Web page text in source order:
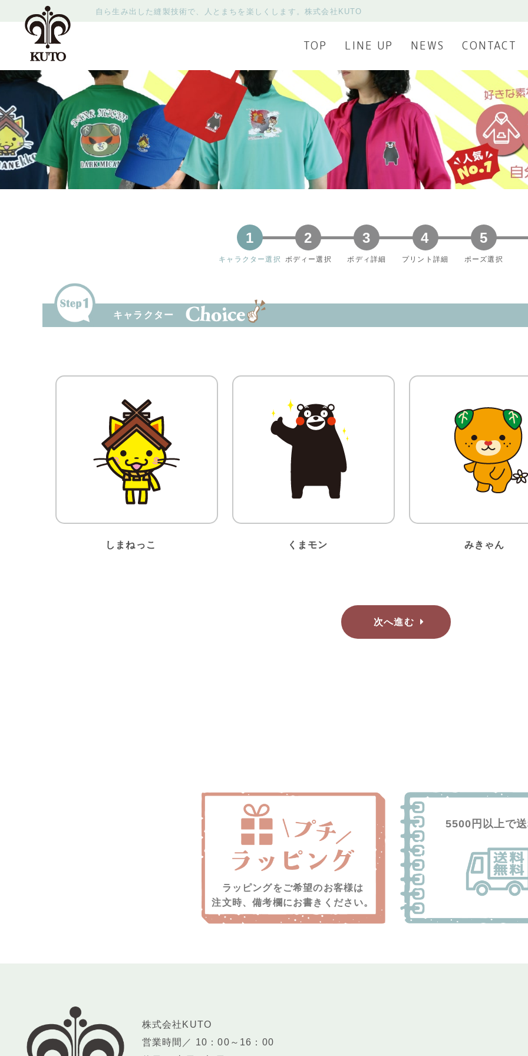
自ら生み出した縫製技術で、人とまちを楽しくします。株式会社KUTO
TOP LINE UP NEWS CONTACT
1
キャラクター選択
2
ボディー選択
3
ボディ詳細
4
プリント詳細
5
ポーズ選択
キャラクター
しまねっこ くまモン みきゃん
次へ進む
ラッピングをご希望のお客様は
注文時、備考欄にお書きください。
5500円以上で
株式会社KUTO
営業時間／ 10：00～16：00